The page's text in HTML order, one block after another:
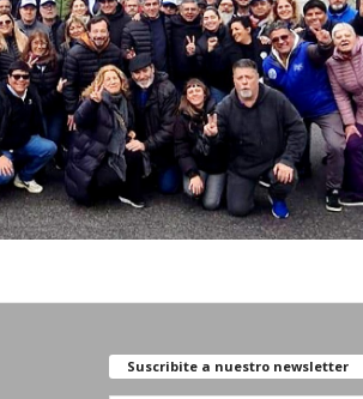
Suscribite a nuestro newsletter